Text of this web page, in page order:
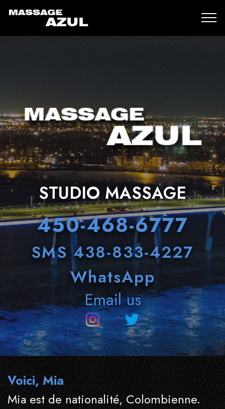
STUDIO MASSAGE
450-468-6777
SMS 438-833-4227
WhatsApp
Email us
Voici, Mia
Mia est de nationalité, Colombienne.